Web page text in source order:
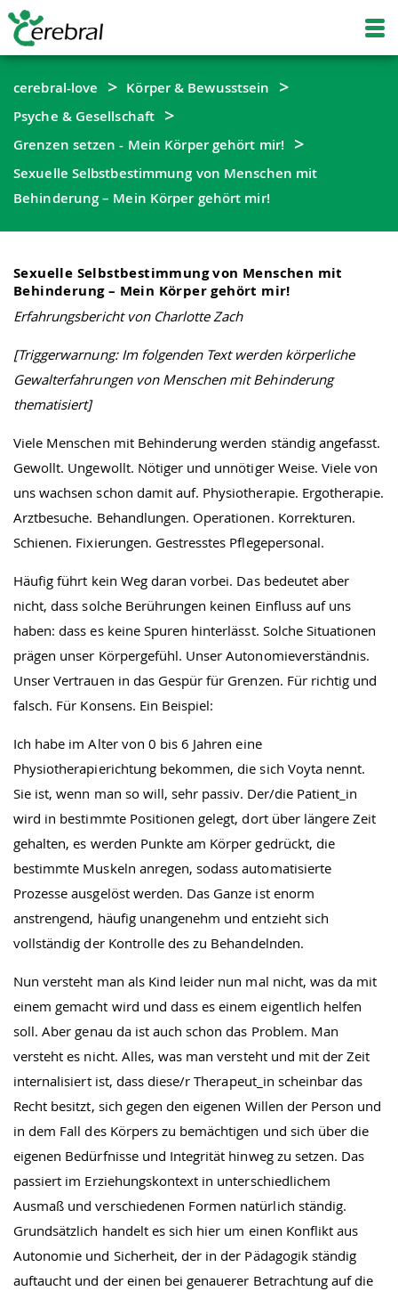
cerebral-love
Körper & Bewusstsein
Psyche & Gesellschaft
Grenzen setzen - Mein Körper gehört mir!
Sexuelle Selbstbestimmung von Menschen mit
Behinderung – Mein Körper gehört mir!
Sexuelle Selbstbestimmung von Menschen mit
Behinderung – Mein Körper gehört mir!
Erfahrungsbericht von Charlotte Zach
[Triggerwarnung: Im folgenden Text werden körperliche
Gewalterfahrungen von Menschen mit Behinderung
thematisiert]
Viele Menschen mit Behinderung werden ständig angefasst.
Gewollt. Ungewollt. Nötiger und unnötiger Weise. Viele von
uns wachsen schon damit auf. Physiotherapie. Ergotherapie.
Arztbesuche. Behandlungen. Operationen. Korrekturen.
Schienen. Fixierungen. Gestresstes Pflegepersonal.
Häufig führt kein Weg daran vorbei. Das bedeutet aber
nicht, dass solche Berührungen keinen Einfluss auf uns
haben: dass es keine Spuren hinterlässt. Solche Situationen
prägen unser Körpergefühl. Unser Autonomieverständnis.
Unser Vertrauen in das Gespür für Grenzen. Für richtig und
falsch. Für Konsens. Ein Beispiel:
Ich habe im Alter von 0 bis 6 Jahren eine
Physiotherapierichtung bekommen, die sich Voyta nennt.
Sie ist, wenn man so will, sehr passiv. Der/die Patient_in
wird in bestimmte Positionen gelegt, dort über längere Zeit
gehalten, es werden Punkte am Körper gedrückt, die
bestimmte Muskeln anregen, sodass automatisierte
Prozesse ausgelöst werden. Das Ganze ist enorm
anstrengend, häufig unangenehm und entzieht sich
vollständig der Kontrolle des zu Behandelnden.
Nun versteht man als Kind leider nun mal nicht, was da mit
einem gemacht wird und dass es einem eigentlich helfen
soll. Aber genau da ist auch schon das Problem. Man
versteht es nicht. Alles, was man versteht und mit der Zeit
internalisiert ist, dass diese/r Therapeut_in scheinbar das
Recht besitzt, sich gegen den eigenen Willen der Person und
in dem Fall des Körpers zu bemächtigen und sich über die
eigenen Bedürfnisse und Integrität hinweg zu setzen. Das
passiert im Erziehungskontext in unterschiedlichem
Ausmaß und verschiedenen Formen natürlich ständig.
Grundsätzlich handelt es sich hier um einen Konflikt aus
Autonomie und Sicherheit, der in der Pädagogik ständig
auftaucht und der einen bei genauerer Betrachtung auf die